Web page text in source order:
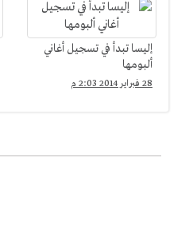
إليسا تبدأ في تسجيل أغاني
ألبومها
28 فبراير 2014 2:03 م